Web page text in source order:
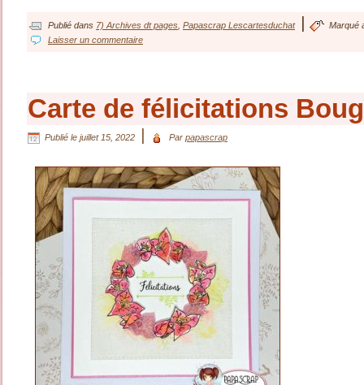
Publié dans 7) Archives dt pages Papascrap Lescartesduchat
Marqué
Laisser un commentaire
Carte de félicitations
Publié le juillet 15, 2022 Par papascrap